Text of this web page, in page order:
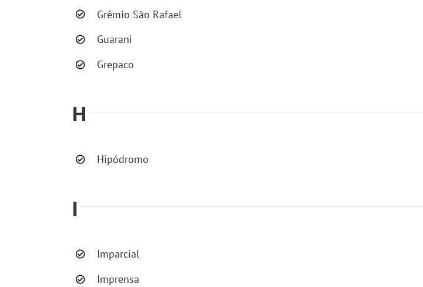
Grêmio São Rafael
Guarani
Grepaco
H
Hipódromo
I
Imparcial
Imprensa